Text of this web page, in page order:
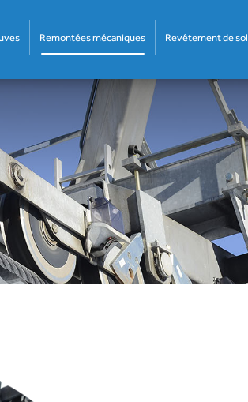
Remontées mécaniques Revêtement de sol